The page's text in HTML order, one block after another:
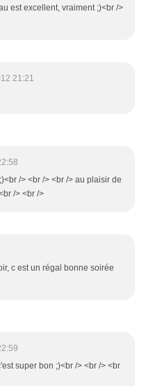
est excellent, vraiment ;)<br />
21:21
/> <br /> <br /> au plaisir de
/> <br />
c est un régal bonne soirée
super bon ;)<br /> <br /> <br